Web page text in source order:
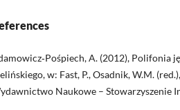
A. (2012), Polifonia
w: Fast, P., Osadnik, W.M.
Naukowe – Stowarzyszenie